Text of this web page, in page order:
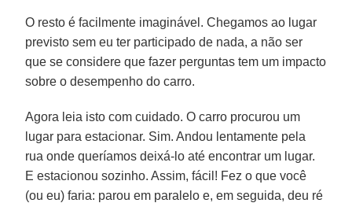
O resto é facilmente imaginável. Chegamos ao lugar
previsto sem eu ter participado de nada, a não ser
que se considere que fazer perguntas tem um impacto
sobre o desempenho do carro.
Agora leia isto com cuidado. O carro procurou um
lugar para estacionar. Sim. Andou lentamente pela
rua onde queríamos deixá-lo até encontrar um lugar.
E estacionou sozinho. Assim, fácil! Fez o que você
(ou eu) faria: parou em paralelo e, em seguida, deu ré